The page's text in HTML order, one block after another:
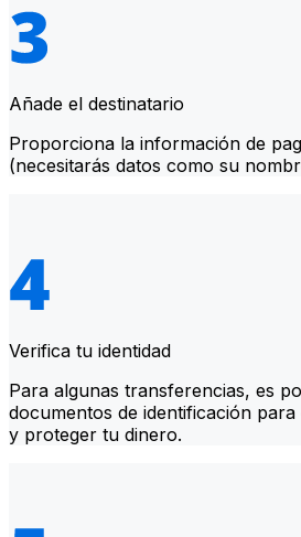
Añade el destinatario
Proporciona la información de
(necesitarás datos como su
Verifica tu identidad
Para algunas transferencias, es
documentos de identificación
y proteger tu dinero.